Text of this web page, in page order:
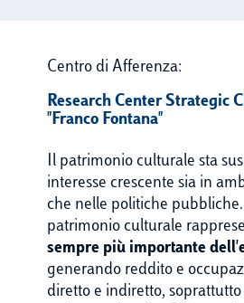
Centro di Afferenza:
Research Center Strategic
"Franco Fontana"
Il patrimonio culturale sta
interesse crescente sia in
che nelle politiche
patrimonio culturale
sempre più importante
generando reddito e
diretto e indiretto,